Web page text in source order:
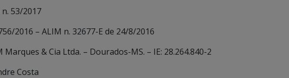
53/2017
2016 – ALIM n. 32677-E de 24/8/2016
Marques & Cia Ltda. – Dourados-MS. – IE: 28.264.840-2
Costa